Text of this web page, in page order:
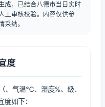
成，已结合八德市当日实时
工审核校验。内容仅供参
采纳。
度
、气温℃、湿度%、级、
如下：